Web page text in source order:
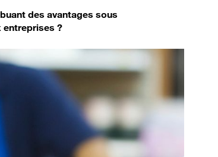
des avantages sous
entreprises ?